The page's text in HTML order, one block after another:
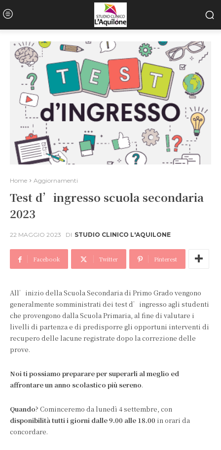
Home Aggiornamenti
Test d’ingresso scuola secondaria
2023
22 MAGGIO 2023 DI STUDIO CLINICO L'AQUILONE
Facebook Twitter Pinterest
All’inizio della Scuola Secondaria di Primo Grado vengono
generalmente somministrati dei test d’ingresso agli studenti
che provengono dalla Scuola Primaria, al fine di valutare i
livelli di partenza e di predisporre gli opportuni interventi di
recupero delle lacune registrate dopo la correzione delle
prove.
Noi ti possiamo preparare per superarli al meglio ed
affrontare un anno scolastico più sereno.
Quando? Cominceremo da lunedì 4 settembre, con
disponibilità tutti i giorni dalle 9.00 alle 18.00 in orari da
concordare.